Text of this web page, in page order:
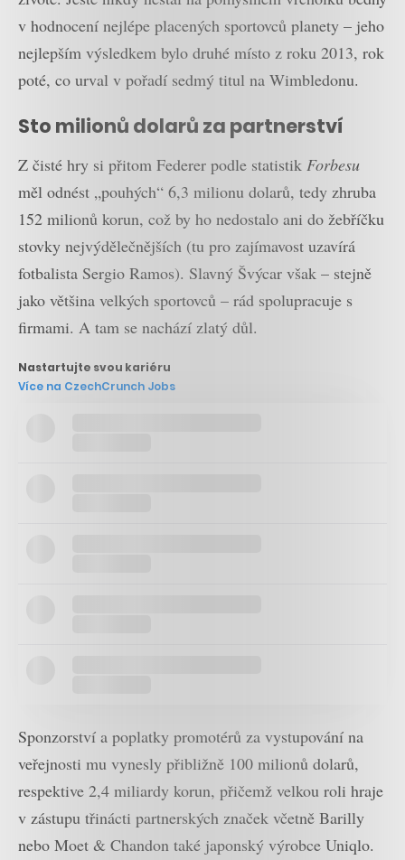
v hodnocení nejlépe placených sportovců planety – jeho
nejlepším výsledkem bylo druhé místo z roku 2013, rok
poté, co urval v pořadí sedmý titul na Wimbledonu.
Sto milionů dolarů za partnerství
Z čisté hry si přitom Federer podle statistik Forbesu
měl odnést „pouhých“ 6,3 milionu dolarů, tedy zhruba
152 milionů korun, což by ho nedostalo ani do žebříčku
stovky nejvýdělečnějších (tu pro zajímavost uzavírá
fotbalista Sergio Ramos). Slavný Švýcar však – stejně
jako většina velkých sportovců – rád spolupracuje s
firmami. A tam se nachází zlatý důl.
Nastartujte svou kariéru
Více na CzechCrunch Jobs
Sponzorství a poplatky promotérů za vystupování na
veřejnosti mu vynesly přibližně 100 milionů dolarů,
respektive 2,4 miliardy korun, přičemž velkou roli hraje
v zástupu třinácti partnerských značek včetně Barilly
nebo Moet & Chandon také japonský výrobce Uniqlo.